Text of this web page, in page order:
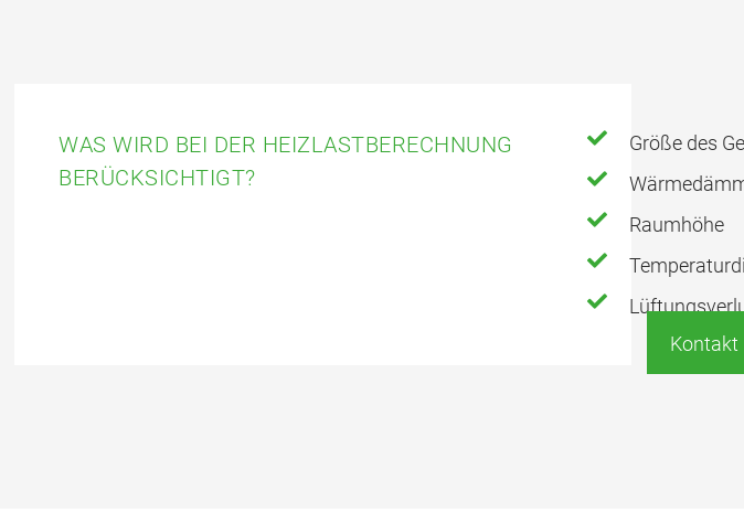
WAS WIRD BEI DER HEIZLASTBERECHNUNG
BERÜCKSICHTIGT?
Größe des
Raumhöhe
Kontakt